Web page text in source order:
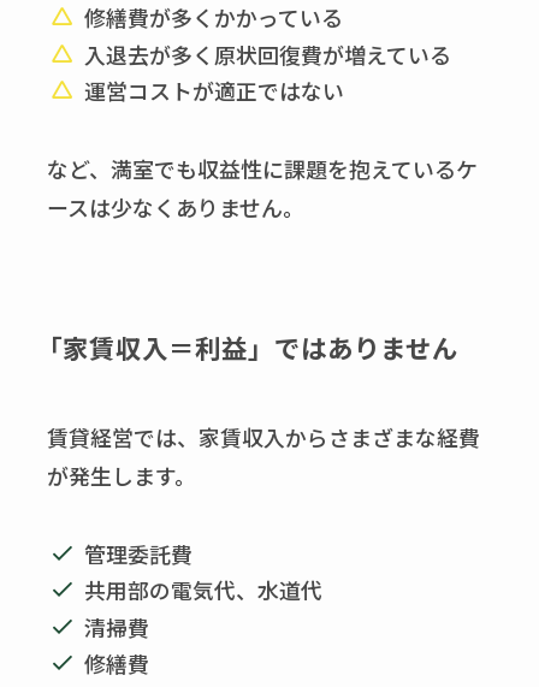
修繕費が多くかかっている
入退去が多く原状回復費が増えている
運営コストが適正ではない
など、満室でも収益性に課題を抱えているケ
ースは少なくありません。
「家賃収入＝利益」ではありません
賃貸経営では、家賃収入からさまざまな経費
が発生します。
管理委託費
共用部の電気代、水道代
清掃費
修繕費